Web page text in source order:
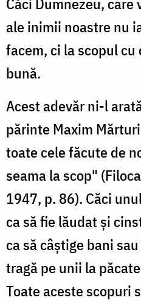
ale inimii noastre nu
facem, ci la scopul
bună.
Acest adevăr ni-l
părinte Maxim
toate cele făcute de
seama la scop"
1947, p. 86). Căci
ca să fie lăudat și
ca să câștige bani
tragă pe unii la
Toate aceste scopuri